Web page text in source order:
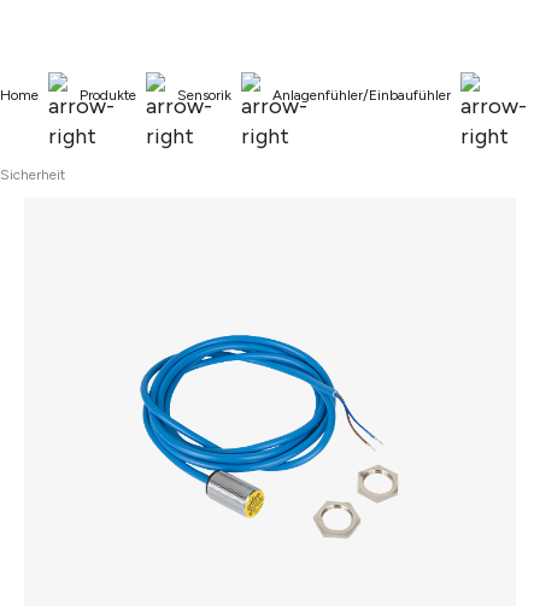
Home Produkte Sensorik Anlagenfühler/Einbaufühler
Sicherheit